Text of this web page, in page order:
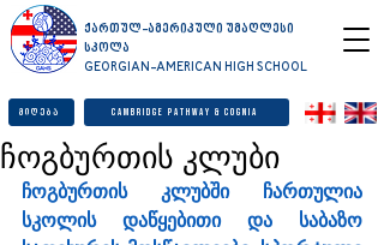
ქართულ-ამერიკული უმაღლესი
სკოლა
GEORGIAN-AMERICAN HIGH SCHOOL
მიღება Cambridge Pathway & Cognia
ჩოგბურთის კლუბი
ჩოგბურთის კლუბში ჩართულია
სკოლის დაწყებითი და საბაზო